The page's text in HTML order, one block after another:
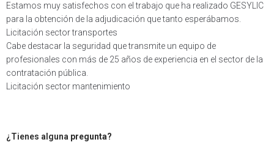
Estamos muy satisfechos con el trabajo que ha realizado GESYLIC
para la obtención de la adjudicación que tanto esperábamos.
Licitación sector transportes
Cabe destacar la seguridad que transmite un equipo de
profesionales con más de 25 años de experiencia en el sector de la
contratación pública.
Licitación sector mantenimiento
¿Tienes alguna pregunta?